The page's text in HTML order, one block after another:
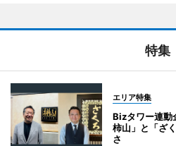
特集
エリア特集
Bizタワー連
柿山」と「ざ
さ